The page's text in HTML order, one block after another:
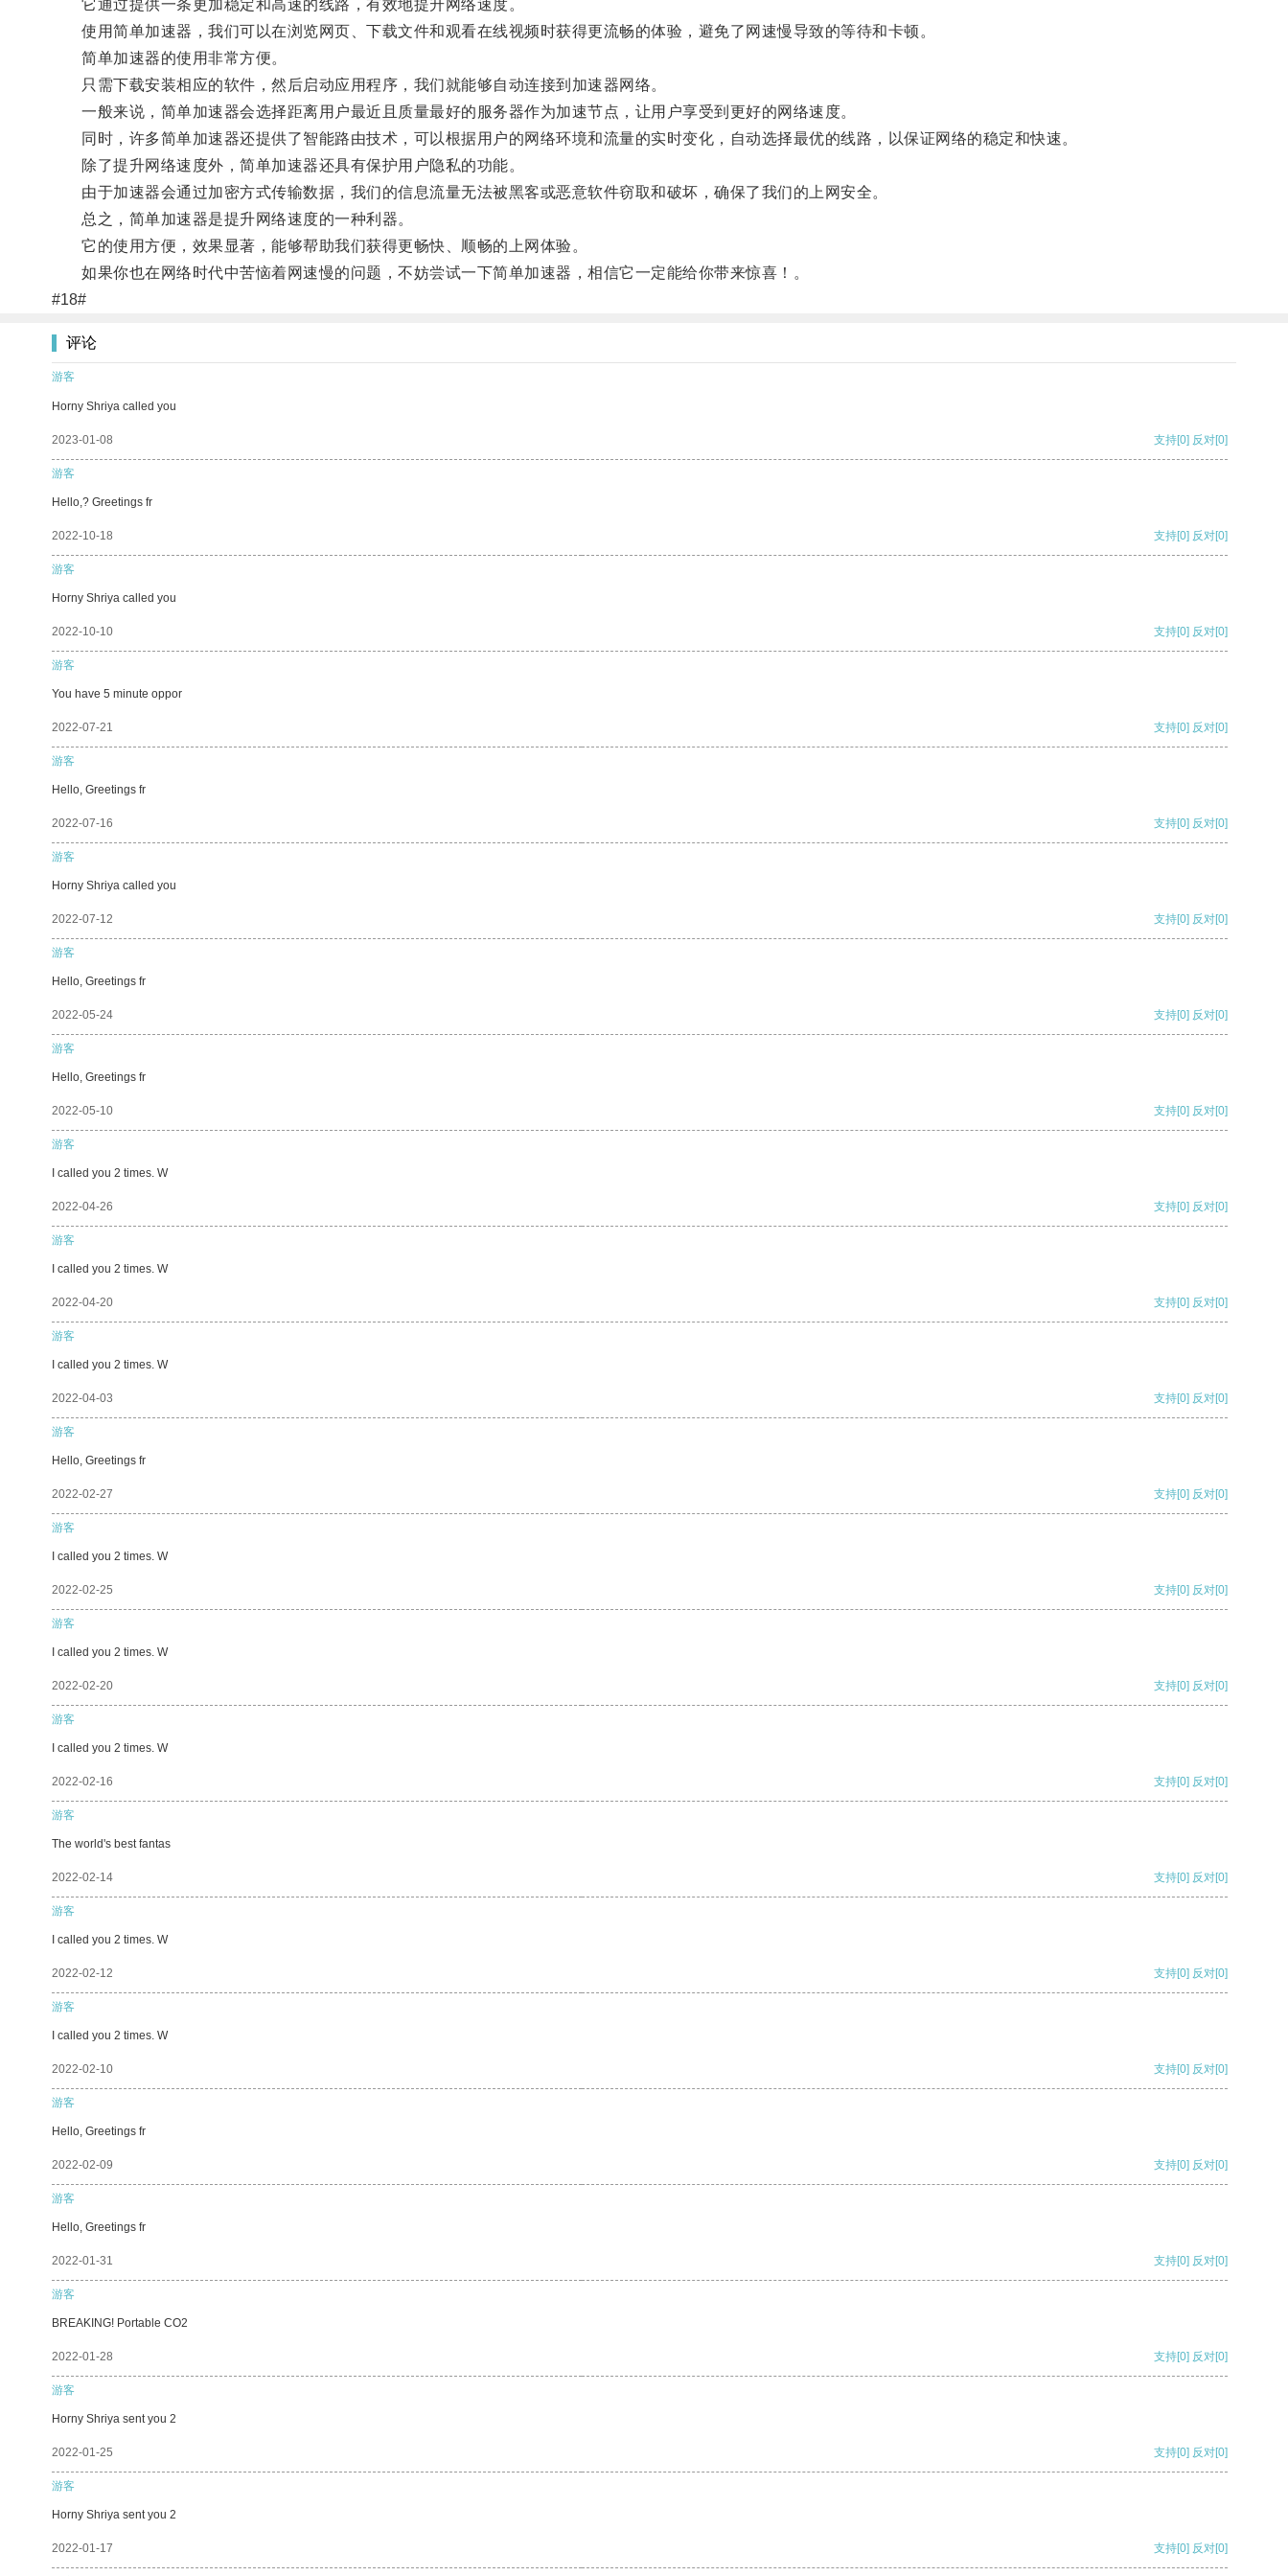
它通过提供一条更加稳定和高速的线路，有效地提升网络速度。
使用简单加速器，我们可以在浏览网页、下载文件和观看在线视频时获得更流畅的体验，避免了网速慢导致的等待和卡顿。
简单加速器的使用非常方便。
只需下载安装相应的软件，然后启动应用程序，我们就能够自动连接到加速器网络。
一般来说，简单加速器会选择距离用户最近且质量最好的服务器作为加速节点，让用户享受到更好的网络速度。
同时，许多简单加速器还提供了智能路由技术，可以根据用户的网络环境和流量的实时变化，自动选择最优的线路，以保证网络的稳定和快速。
除了提升网络速度外，简单加速器还具有保护用户隐私的功能。
由于加速器会通过加密方式传输数据，我们的信息流量无法被黑客或恶意软件窃取和破坏，确保了我们的上网安全。
总之，简单加速器是提升网络速度的一种利器。
它的使用方便，效果显著，能够帮助我们获得更畅快、顺畅的上网体验。
如果你也在网络时代中苦恼着网速慢的问题，不妨尝试一下简单加速器，相信它一定能给你带来惊喜！。
#18#
评论
游客
Horny Shriya called you
2023-01-08 支持[0] 反对[0]
游客
Hello,? Greetings fr
2022-10-18 支持[0] 反对[0]
游客
Horny Shriya called you
2022-10-10 支持[0] 反对[0]
游客
You have 5 minute oppor
2022-07-21 支持[0] 反对[0]
游客
Hello, Greetings fr
2022-07-16 支持[0] 反对[0]
游客
Horny Shriya called you
2022-07-12 支持[0] 反对[0]
游客
Hello, Greetings fr
2022-05-24 支持[0] 反对[0]
游客
Hello, Greetings fr
2022-05-10 支持[0] 反对[0]
游客
I called you 2 times. W
2022-04-26 支持[0] 反对[0]
游客
I called you 2 times. W
2022-04-20 支持[0] 反对[0]
游客
I called you 2 times. W
2022-04-03 支持[0] 反对[0]
游客
Hello, Greetings fr
2022-02-27 支持[0] 反对[0]
游客
I called you 2 times. W
2022-02-25 支持[0] 反对[0]
游客
I called you 2 times. W
2022-02-20 支持[0] 反对[0]
游客
I called you 2 times. W
2022-02-16 支持[0] 反对[0]
游客
The world's best fantas
2022-02-14 支持[0] 反对[0]
游客
I called you 2 times. W
2022-02-12 支持[0] 反对[0]
游客
I called you 2 times. W
2022-02-10 支持[0] 反对[0]
游客
Hello, Greetings fr
2022-02-09 支持[0] 反对[0]
游客
Hello, Greetings fr
2022-01-31 支持[0] 反对[0]
游客
BREAKING! Portable CO2
2022-01-28 支持[0] 反对[0]
游客
Horny Shriya sent you 2
2022-01-25 支持[0] 反对[0]
游客
Horny Shriya sent you 2
2022-01-17 支持[0] 反对[0]